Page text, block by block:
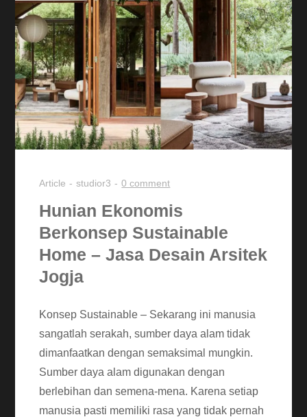
Article studior3 0 comment
Hunian Ekonomis
Berkonsep Sustainable
Home – Jasa Desain Arsitek
Jogja
Konsep Sustainable – Sekarang ini manusia
sangatlah serakah, sumber daya alam tidak
dimanfaatkan dengan semaksimal mungkin.
Sumber daya alam digunakan dengan
berlebihan dan semena-mena. Karena setiap
manusia pasti memiliki rasa yang tidak pernah